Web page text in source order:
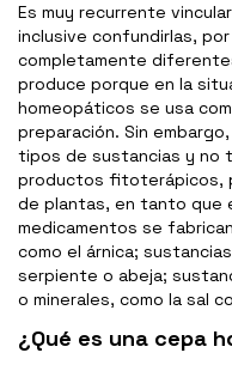
Es muy recurrente
inclusive confundirlas,
completamente
produce porque en la
homeopáticos se usa
preparación. Sin
tipos de sustancias y no
productos fitoterápicos,
de plantas, en tanto que
medicamentos se
como el árnica;
serpiente o abeja;
o minerales, como la sal
¿Qué es una cepa